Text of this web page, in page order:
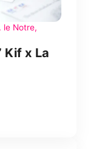
le Notre,
Kif x La